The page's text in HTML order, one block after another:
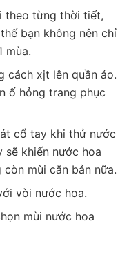
theo từng thời tiết,
bạn không nên chỉ
mùa.
cách xịt lên quần áo.
ố hỏng trang phục
cổ tay khi thử nước
sẽ khiến nước hoa
mùi căn bản nữa.
vòi nước hoa.
mùi nước hoa